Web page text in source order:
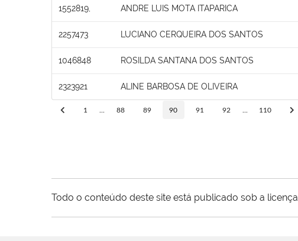
1552819, ANDRE LUIS MOTA ITAPARICA
2257473 LUCIANO CERQUEIRA DOS SANTOS
1046848 ROSILDA SANTANA DOS SANTOS
2323921 ALINE BARBOSA DE OLIVEIRA
1 88 89 90 91 92 110
Todo o conteúdo deste site está publicado sob a licença